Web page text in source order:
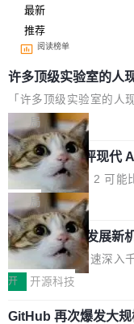
最新
推荐
阅读榜单
许多顶级实验室的人
了
「许多顶级实验室的人
且他们认为 ICLR/
度宣传和欺诈。」
n 这条推文引发了广泛
话，他是说出了一个圈
破的事实。 Jordan 随
「我不认为这些会议上
或造假。问题是，作为
看起来最令人兴奋的论
度宣传的。」 这才是真
都有问题，是最吸引眼
他引用的帖子来自
局
xAI 前工程师评现代
3 开源项目
Flash Attention 2 可能
这句话不是来自某个技
Pham 的一条推文。
的早期工程师之一，在
工作过。近日他在 X 上
认为现代 AI 领域最重要
个名字毫无悬念：
理由很具体。FA 系列不
局
共商智能硬件发展新
硬件开发者日杭州站
随着万物智联加速深入
单点设备迈向智能化、
鸿蒙通过统一技术底座
开 开源科技
GitHub 再次爆发大